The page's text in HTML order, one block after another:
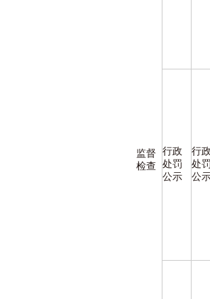
监督
检查
行政
处罚
公示
行
处
公